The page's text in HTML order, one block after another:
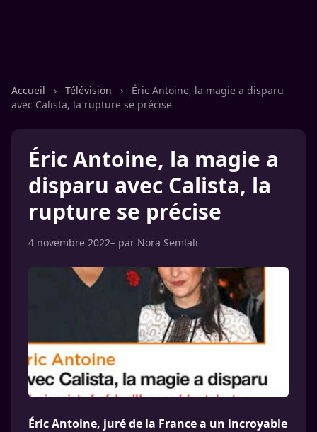
Accueil › Télévision ›
Éric Antoine, la magie a disparu
avec Calista, la rupture se précise
Éric Antoine, la magie a
disparu avec Calista, la
rupture se précise
4 novembre 2022– par Nora Semlali
Éric Antoine, juré de la France a un incroyable